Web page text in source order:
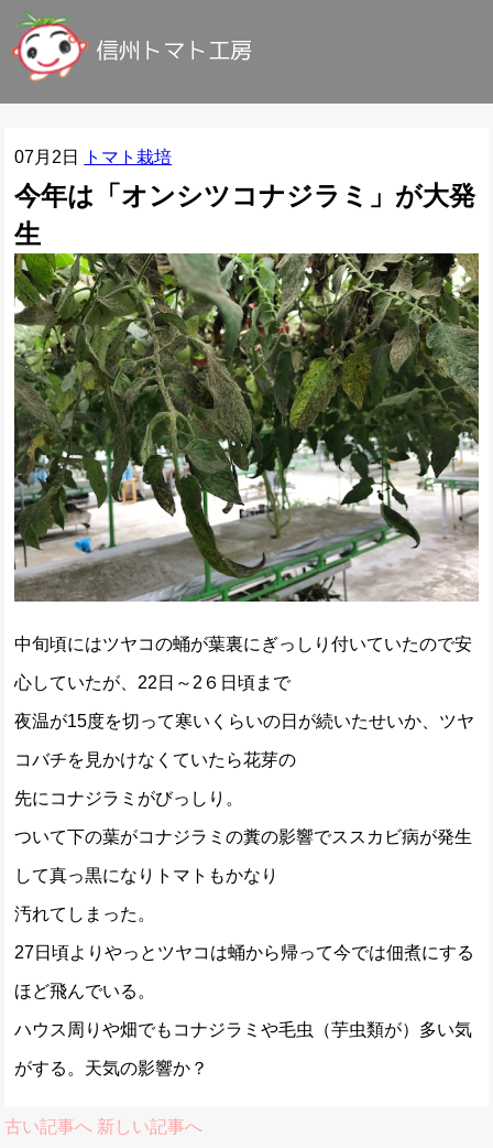
07月2日 トマト栽培
今年は「オンシツコナジラミ」が大発
生
中旬頃にはツヤコの蛹が葉裏にぎっしり付いていたので安
心していたが、22日～2６日頃まで
夜温が15度を切って寒いくらいの日が続いたせいか、ツヤ
コバチを見かけなくていたら花芽の
先にコナジラミがびっしり。
ついて下の葉がコナジラミの糞の影響でススカビ病が発生
して真っ黒になりトマトもかなり
汚れてしまった。
27日頃よりやっとツヤコは蛹から帰って今では佃煮にする
ほど飛んでいる。
ハウス周りや畑でもコナジラミや毛虫（芋虫類が）多い気
がする。天気の影響か？
古い記事へ 新しい記事へ